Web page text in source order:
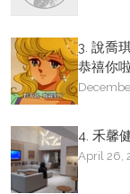
3. 說喬
恭禧你
4. 禾馨
April 26,